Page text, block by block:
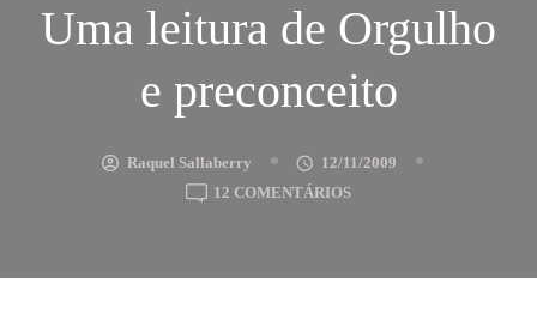
Uma leitura de Orgulho
e preconceito
Raquel Sallaberry
12/11/2009
12 COMENTÁRIOSEM
DE